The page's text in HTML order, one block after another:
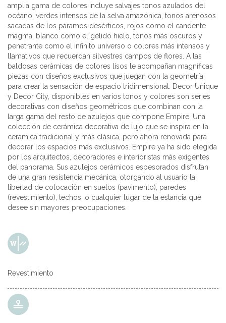
amplia gama de colores incluye salvajes tonos azulados del
océano, verdes intensos de la selva amazónica, tonos arenosos
sacadas de los páramos desérticos, rojos como el candente
magma, blanco como el gélido hielo, tonos más oscuros y
penetrante como el infinito universo o colores más intensos y
llamativos que recuerdan silvestres campos de flores. A las
baldosas cerámicas de colores lisos le acompañan magníficas
piezas con diseños exclusivos que juegan con la geometría
para crear la sensación de espacio tridimensional. Decor Unique
y Decor City, disponibles en varios tonos y colores son series
decorativas con diseños geométricos que combinan con la
larga gama del resto de azulejos que compone Empire. Una
colección de cerámica decorativa de lujo que se inspira en la
cerámica tradicional y más clásica, pero ahora renovada para
decorar los espacios más exclusivos. Empire ya ha sido elegida
por los arquitectos, decoradores e interioristas más exigentes
del panorama. Sus azulejos cerámicos espesorados disfrutan
de una gran resistencia mecánica, otorgando al usuario la
libertad de colocación en suelos (pavimento), paredes
(revestimiento), techos, o cualquier lugar de la estancia que
desee sin mayores preocupaciones.
Revestimiento